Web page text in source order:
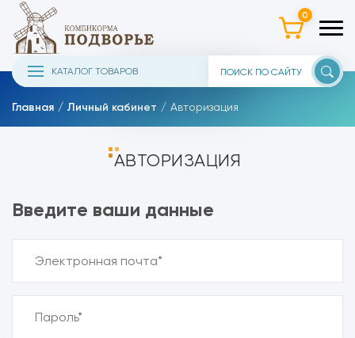
0
КАТАЛОГ ТОВАРОВ
Главная Личный кабинет Авторизация
АВТОРИЗАЦИЯ
Введите ваши данные